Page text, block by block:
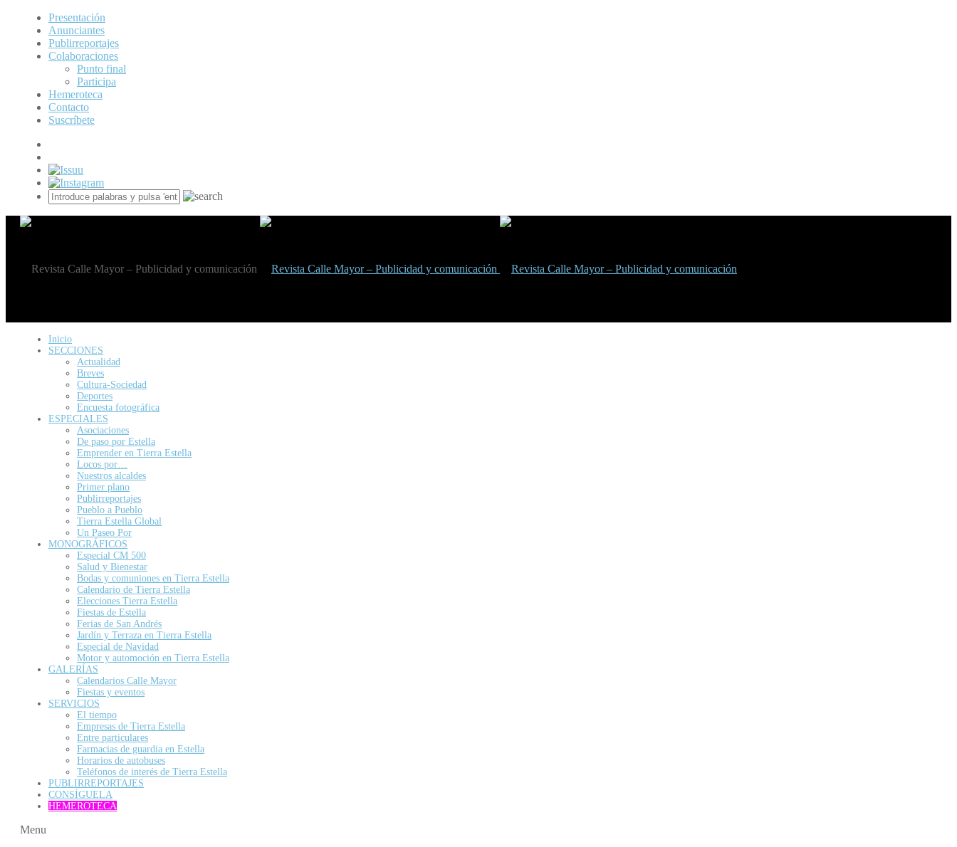
Presentación
Anunciantes
Publirreportajes
Colaboraciones
Punto final
Participa
Hemeroteca
Contacto
Suscríbete
Inicio
SECCIONES
Actualidad
Breves
Cultura-Sociedad
Deportes
Encuesta fotográfica
ESPECIALES
Asociaciones
De paso por Estella
Emprender en Tierra Estella
Locos por…
Nuestros alcaldes
Primer plano
Publirreportajes
Pueblo a Pueblo
Tierra Estella Global
Un Paseo Por
MONOGRÁFICOS
Especial CM 500
Salud y Bienestar
Bodas y comuniones en Tierra Estella
Calendario de Tierra Estella
Elecciones Tierra Estella
Fiestas de Estella
Ferias de San Andrés
Jardín y Terraza en Tierra Estella
Especial de Navidad
Motor y automoción en Tierra Estella
GALERÍAS
Calendarios Calle Mayor
Fiestas y eventos
SERVICIOS
El tiempo
Empresas de Tierra Estella
Entre particulares
Farmacias de guardia en Estella
Horarios de autobuses
Teléfonos de interés de Tierra Estella
PUBLIRREPORTAJES
CONSÍGUELA
HEMEROTECA
Menu